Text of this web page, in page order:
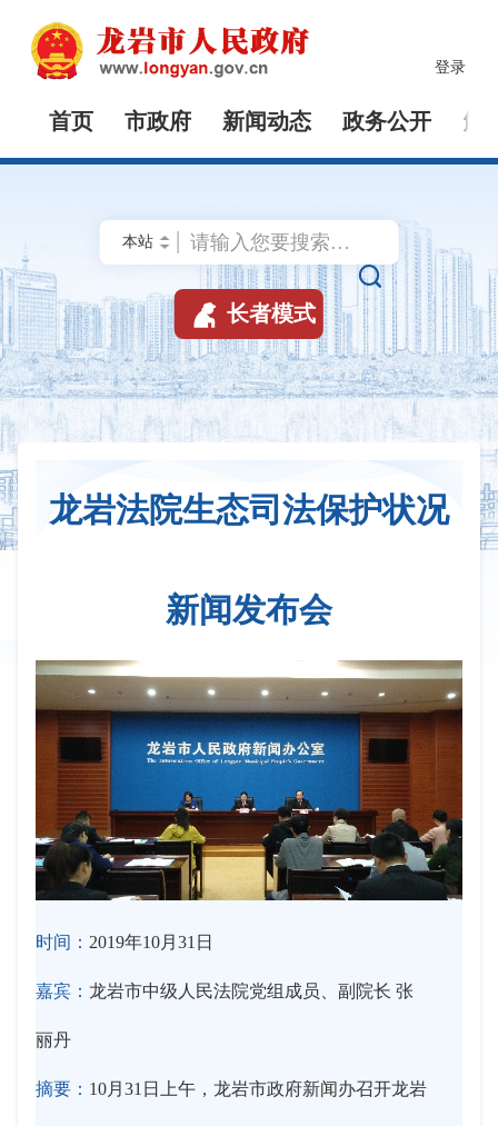
登录
首页 市政府 新闻动态 政务公开 解

 长者模式
龙岩法院生态司法保护状况
新闻发布会
时间： 2019年10月31日
嘉宾： 龙岩市中级人民法院党组成员、副院长 张
丽丹
摘要： 10月31日上午，龙岩市政府新闻办召开龙岩